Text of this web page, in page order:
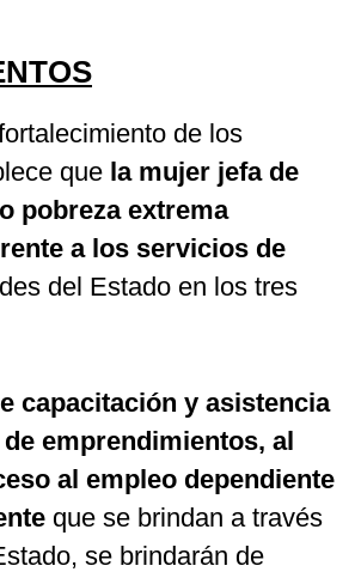
de los
que la mujer jefa de
pobreza extrema
a los servicios de
del Estado en los tres
capacitación y asistencia
emprendimientos, al
al empleo dependiente
que se brindan a través
se brindarán de